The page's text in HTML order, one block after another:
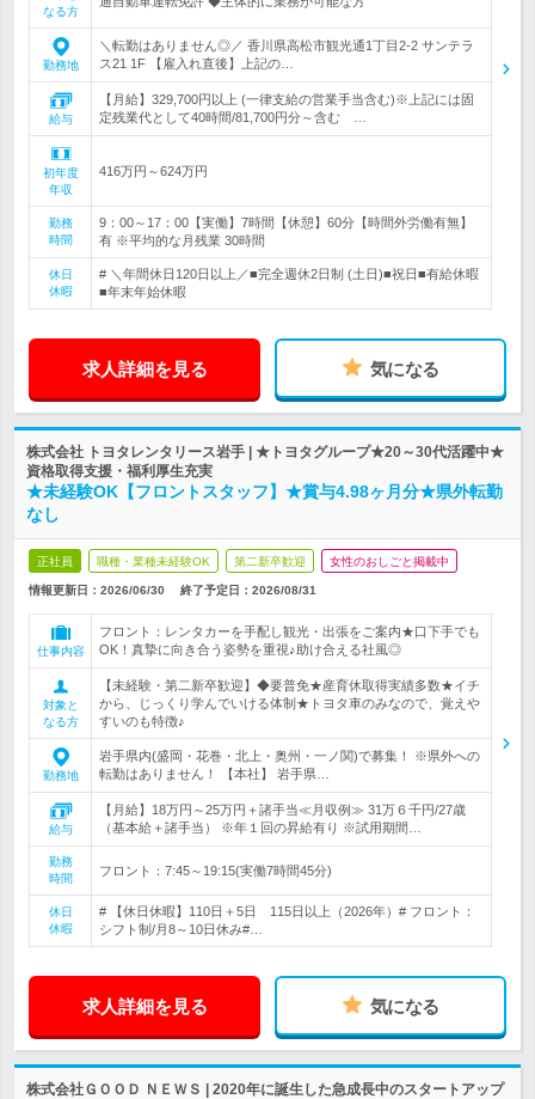
なる方
勤務地
＼転勤はありません◎／ 香川県高松市観光通1丁目2-2 サンテラ
ス21 1F 【雇入れ直後】上記の…
給与
【月給】329,700円以上 (一律支給の営業手当含む)※上記には固
定残業代として40時間/81,700円分～含む …
初年度
年収
416万円～624万円
勤務
時間
9：00～17：00【実働】7時間【休憩】60分【時間外労働有無】
有 ※平均的な月残業 30時間
休日
休暇
# ＼年間休日120日以上／■完全週休2日制 (土日)■祝日■有給休暇
■年末年始休暇
求人詳細を見る 気になる
株式会社 トヨタレンタリース岩手 | ★トヨタグループ★20～30代活躍中★
資格取得支援・福利厚生充実
★未経験OK【フロントスタッフ】★賞与4.98ヶ月分★県外転勤
なし
正社員 職種・業種未経験OK 第二新卒歓迎 女性のおしごと掲載中
情報更新日：2026/06/30 終了予定日： 2026/08/31
仕事内容
フロント：レンタカーを手配し観光・出張をご案内★口下手でも
OK！真摯に向き合う姿勢を重視♪助け合える社風◎
対象と
なる方
【未経験・第二新卒歓迎】◆要普免★産育休取得実績多数★イチ
から、じっくり学んでいける体制★トヨタ車のみなので、覚えや
すいのも特徴♪
勤務地
岩手県内(盛岡・花巻・北上・奥州・一ノ関)で募集！ ※県外への
転勤はありません！ 【本社】 岩手県…
給与
【月給】18万円～25万円＋諸手当≪月収例≫ 31万６千円/27歳
（基本給＋諸手当） ※年１回の昇給有り ※試用期間…
勤務
時間
フロント：7:45～19:15(実働7時間45分)
休日
休暇
# 【休日休暇】110日＋5日 115日以上（2026年）# フロント：
シフト制/月8～10日休み#…
求人詳細を見る 気になる
株式会社ＧＯＯＤ ＮＥＷＳ | 2020年に誕生した急成長中のスタートアップ